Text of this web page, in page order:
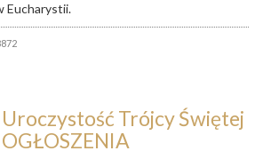
Eucharystii.
Uroczystość Trójcy Świętej
OGŁOSZENIA